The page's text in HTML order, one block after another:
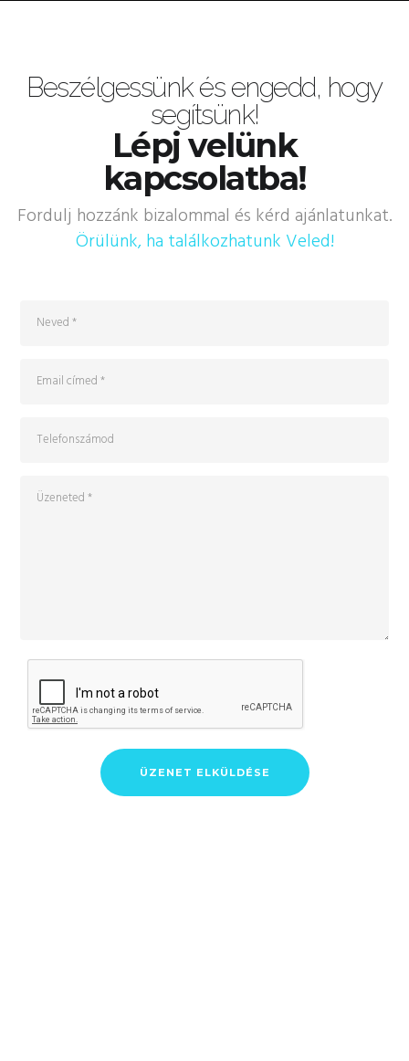
Beszélgessünk és engedd, hogy
segítsünk!
Lépj velünk
kapcsolatba!
Fordulj hozzánk bizalommal és kérd ajánlatunkat.
Örülünk, ha találkozhatunk Veled!